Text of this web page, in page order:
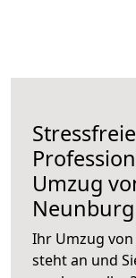
Umzug
Ihr Umzug
steht an und